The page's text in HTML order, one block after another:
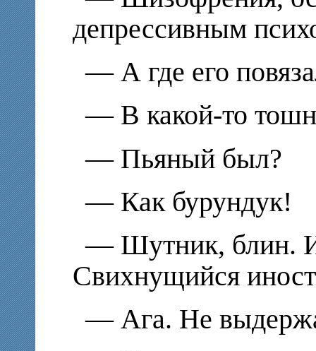
депрессивным
— А где его
— В какой-то
— Пьяный был?
— Как бурундук!
— Шутник, блин.
Свихнущийся
— Ага. Не